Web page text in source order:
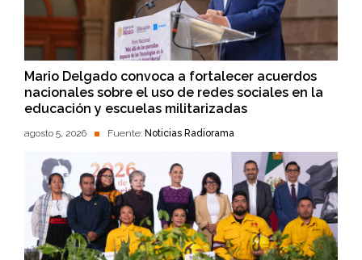
Mario Delgado convoca a fortalecer acuerdos
nacionales sobre el uso de redes sociales en la
educación y escuelas militarizadas
agosto 5, 2026 Fuente: Noticias Radiorama